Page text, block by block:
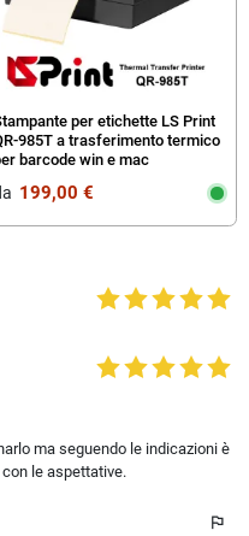
per etichette LS Print
985T a trasferimento termico
barcode win e mac
199,00 €
ma seguendo le indicazioni è
le aspettative.